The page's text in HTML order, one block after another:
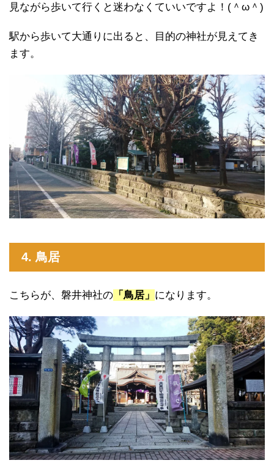
見ながら歩いて行くと迷わなくていいですよ！(＾ω＾)
駅から歩いて大通りに出ると、目的の神社が見えてき
ます。
4. 鳥居
こちらが、磐井神社の 「鳥居」 になります。